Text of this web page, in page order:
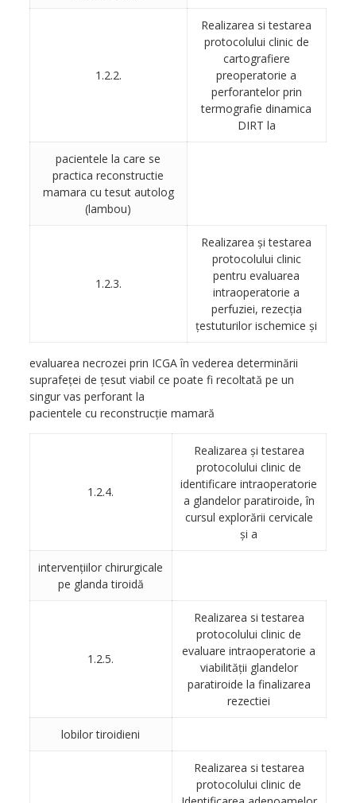
1.2.2.
Realizarea si testarea
protocolului clinic de
cartografiere
preoperatorie a
perforantelor prin
termografie dinamica
DIRT la
pacientele la care se
practica reconstructie
mamara cu tesut autolog
(lambou)
1.2.3.
Realizarea şi testarea
protocolului clinic
pentru evaluarea
intraoperatorie a
perfuziei, rezecţia
ţestuturilor ischemice şi
evaluarea necrozei prin ICGA în vederea determinării
suprafeţei de ţesut viabil ce poate fi recoltată pe un
singur vas perforant la
pacientele cu reconstrucţie mamară
1.2.4.
Realizarea şi testarea
protocolului clinic de
identificare intraoperatorie
a glandelor paratiroide, în
cursul explorării cervicale
şi a
intervenţiilor chirurgicale
pe glanda tiroidă
1.2.5.
Realizarea si testarea
protocolului clinic de
evaluare intraoperatorie a
viabilităţii glandelor
paratiroide la finalizarea
rezectiei
lobilor tiroidieni
Realizarea si testarea
protocolului clinic de